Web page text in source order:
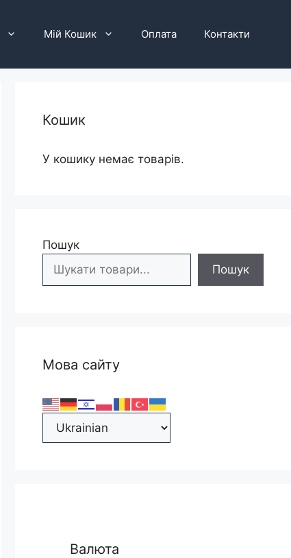
Мій Кошик Оплата Контакти
Кошик
У кошику немає товарів.
Пошук
Пошук
Мова сайту
Валюта